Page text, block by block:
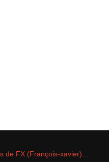
de FX (François-xavier)...